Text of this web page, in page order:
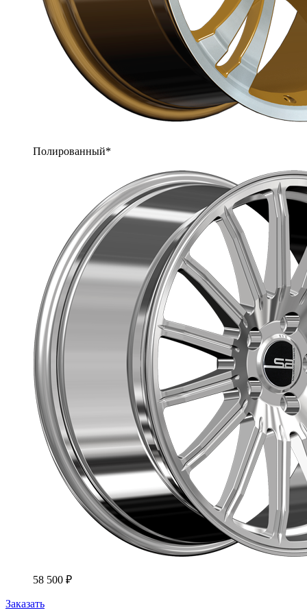
Полированный*
58 500 ₽
Заказать